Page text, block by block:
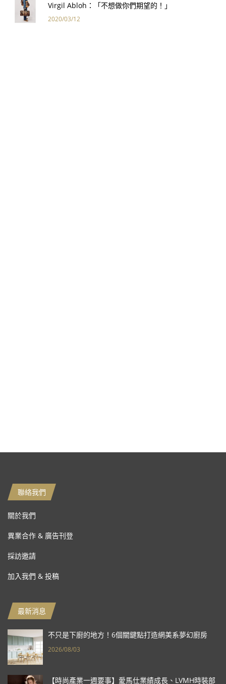
Virgil Abloh：「不想做你們期望的！」
2020/03/12
聯絡我們
關於我們
異業合作 & 廣告刊登
採訪邀請
加入我們 & 投稿
最新消息
不只是下廚的地方！6個關鍵點打造網美系夢幻廚房
2026/08/03
【時尚產業一週要事】愛馬仕業績成長、LVMH時裝部